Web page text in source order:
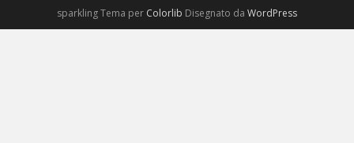
sparkling Tema per Colorlib Disegnato da WordPress